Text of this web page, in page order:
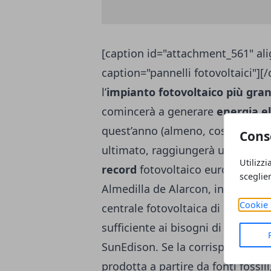
Cookie
[caption id="attachment_561"
caption="pannelli
l’impianto fotovoltaico più
comincerà a generare energia
quest’anno (almeno, così ci si
ultimato, raggiungerà una
record fotovoltaico europeo,
Almedilla de Alarcon, in Spagna,
centrale fotovoltaica di Rovigo
sufficiente ai bisogni di
17.500
SunEdison. Se la
prodotta a partire da fonti